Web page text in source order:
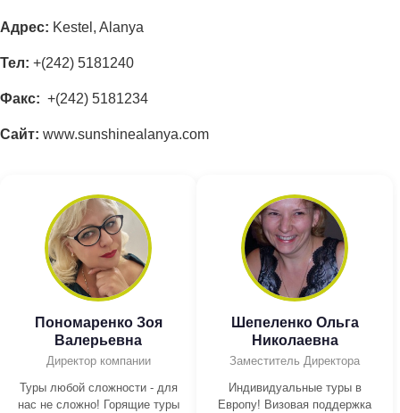
Адрес: Kestel, Alanya
Тел: +(242) 5181240
Факс: +(242) 5181234
Сайт: www.sunshinealanya.com
Пономаренко Зоя
Валерьевна
Директор компании
Туры любой сложности - для
нас не сложно! Горящие туры
Шепеленко Ольга
Николаевна
Заместитель Директора
Индивидуальные туры в
Европу! Визовая поддержка